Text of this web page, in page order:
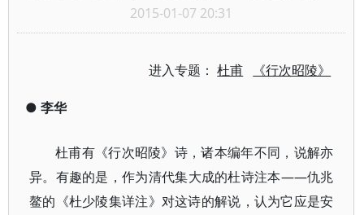
2015-01-07 20:31
进入专题：杜甫 《行次昭陵》
● 李华
杜甫有《行次昭陵》诗，诸本编年不同，说解亦
异。有趣的是，作为清代集大成的杜诗注本——仇兆
鳌的《杜少陵集详注》对这诗的解说，认为它应是安